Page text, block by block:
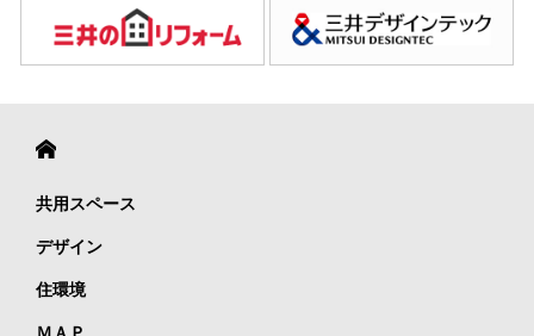
共用スペース
デザイン
住環境